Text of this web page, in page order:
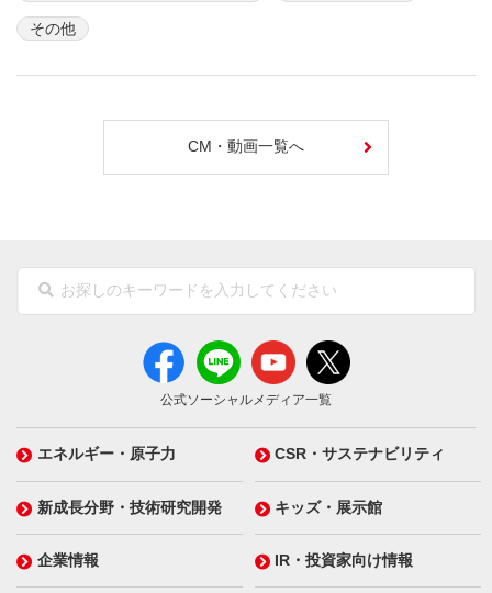
その他
CM・動画一覧へ
公式ソーシャルメディア一覧
エネルギー・原子力 CSR・サステナビリティ
新成長分野・技術研究開発 キッズ・展示館
企業情報 IR・投資家向け情報